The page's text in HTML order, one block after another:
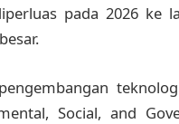
pada 2026 ke
Social, and